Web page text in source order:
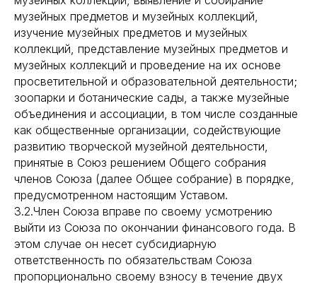
музейных предметов и музейных коллекций,
изучение музейных предметов и музейных
коллекций, представление музейных предметов и
музейных коллекций и проведение на их основе
просветительной и образовательной деятельности;
зоопарки и ботанические сады, а также музейные
объединения и ассоциации, в том числе созданные
как общественные организации, содействующие
развитию творческой музейной деятельности,
принятые в Союз решением Общего собрания
членов Союза (далее Общее собрание) в порядке,
предусмотренном настоящим Уставом.
3.2.Член Союза вправе по своему усмотрению
выйти из Союза по окончании финансового года. В
этом случае он несет субсидиарную
ответственность по обязательствам Союза
пропорционально своему взносу в течение двух